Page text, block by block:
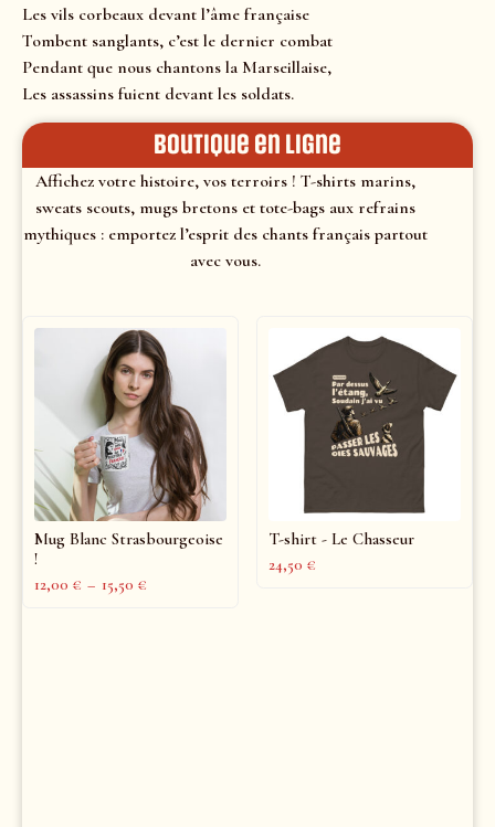
Les vils corbeaux devant l’âme française
Tombent sanglants, c’est le dernier combat
Pendant que nous chantons la Marseillaise,
Les assassins fuient devant les soldats.
Boutique en ligne
Affichez votre histoire, vos terroirs ! T-shirts marins,
sweats scouts, mugs bretons et tote-bags aux refrains
mythiques : emportez l’esprit des chants français partout
avec vous.
Mug Blanc Strasbourgeoise
!
12,00 € – 15,50 €
T-shirt - Le Chasseur
24,50 €